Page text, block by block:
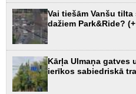
Vai tiešām Vanšu
dažiem Park&Ride? (+
Kārļa Ulmaņa gatves
ierīkos sabiedriskā